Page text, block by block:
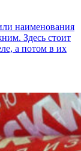
наименования
Здесь стоит
а потом в их